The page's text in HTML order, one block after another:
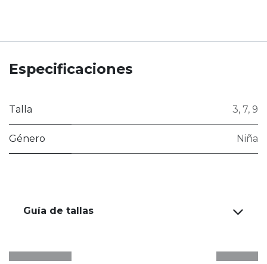
Especificaciones
Talla 3, 7, 9
Género Niña
Guía de tallas